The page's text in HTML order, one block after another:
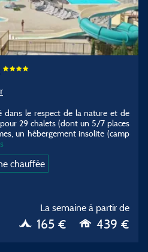
dans le respect de la nature et de
29 chalets (dont un 5/7 places
un hébergement insolite (camp
chauffée
La semaine à partir de
165 € 439 €